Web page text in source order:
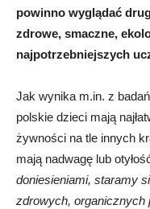
powinno wyglądać
zdrowe, smaczne,
najpotrzebniejszych
Jak wynika m.in. z
polskie dzieci mają
żywności na tle innych
mają nadwagę lub
doniesieniami, staramy
zdrowych, organicznych